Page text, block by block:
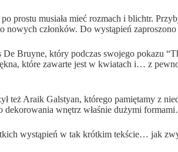
prostu musiała mieć rozmach i blichtr.
nowych członków. Do wystąpień
De Bruyne, który podczas swojego pokazu
które zawarte jest w kwiatach i… z
też Araik Galstyan, którego pamiętamy z
dekorowania wnętrz właśnie dużymi
wystąpień w tak krótkim tekście… jak